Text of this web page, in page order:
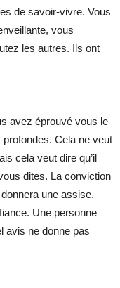
de savoir-vivre. Vous
vous
les autres. Ils ont
avez éprouvé vous le
Cela ne veut
cela veut dire qu’il
dites. La conviction
une assise.
Une personne
avis ne donne pas